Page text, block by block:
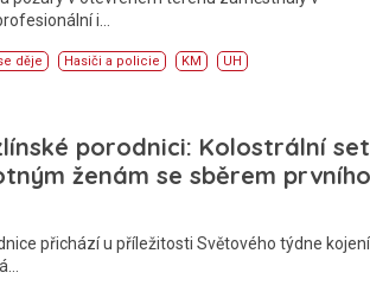
i…
děje Hasiči a policie KM UH
porodnici: Kolostrální set
ženám se sběrem prvního
přichází u příležitosti Světového týdne kojení